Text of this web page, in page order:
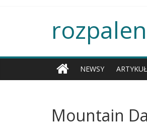
NEWSY
Mountain